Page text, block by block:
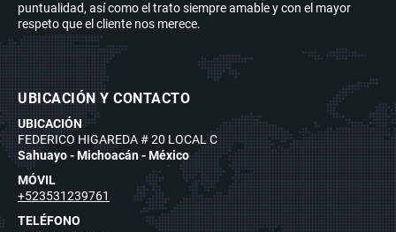
puntualidad, así como el trato siempre amable y con el mayor
respeto que el cliente nos merece.
UBICACIÓN Y CONTACTO
UBICACIÓN
FEDERICO HIGAREDA # 20 LOCAL C
Sahuayo - Michoacán - México
MÓVIL
+523531239761
TELÉFONO